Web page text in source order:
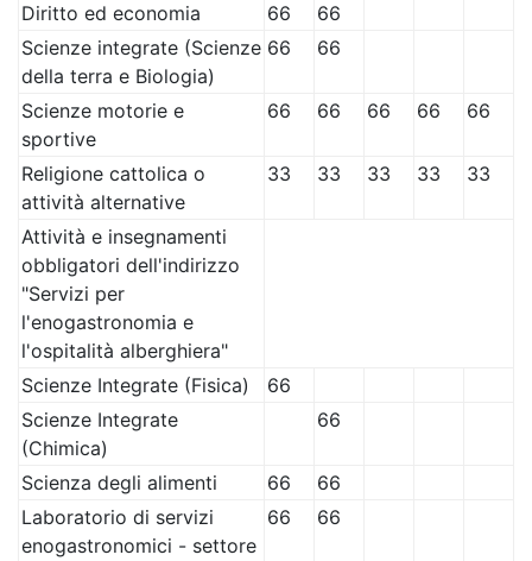
Diritto ed economia
66
66
Scienze integrate (Scienze
della terra e Biologia)
66 66
Scienze motorie e
sportive
66 66 66 66 66
Religione cattolica o
attività alternative
33 33 33 33 33
Attività e insegnamenti
obbligatori dell'indirizzo
"Servizi per
l'enogastronomia e
l'ospitalità alberghiera"
Scienze Integrate (Fisica)
66
Scienze Integrate
(Chimica)
66
Scienza degli alimenti 66
66
Laboratorio di servizi
enogastronomici - settore
66 66